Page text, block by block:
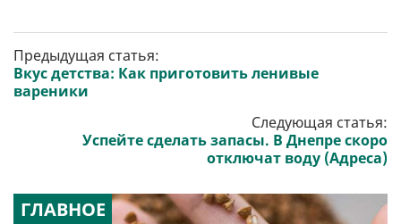
Предыдущая статья:
Вкус детства: Как приготовить ленивые
вареники
Следующая статья:
Успейте сделать запасы. В Днепре скоро
отключат воду (Адреса)
ГЛАВНОЕ